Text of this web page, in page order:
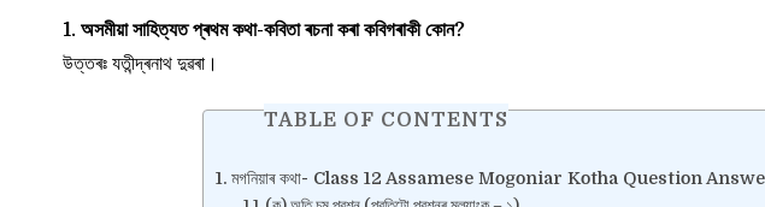
1. অসমীয়া সাহিত্যত প্ৰথম কথা-কবিতা ৰচনা কৰা কবিগৰাকী কোন?
উত্তৰঃ যতীন্দ্ৰনাথ দুৱৰা।
TABLE OF CONTENTS
মগনিয়াৰ কথা- Class 12 Assamese Mogoniar Kotha Question